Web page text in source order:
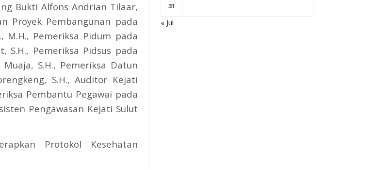
Bukti Alfons Andrian Tilaar,
Proyek Pembangunan pada
M.H., Pemeriksa Pidum pada
S.H., Pemeriksa Pidsus pada
S.H., Pemeriksa Datun
S.H., Auditor Kejati
Pembantu Pegawai pada
Pengawasan Kejati Sulut
Protokol Kesehatan
31
« Jul